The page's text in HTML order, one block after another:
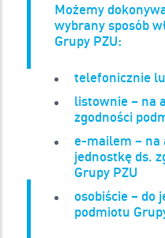
Możemy
wybrany sposób
Grupy PZU:
telefonicznie
listownie – na
zgodności
e-mailem – na
jednostkę ds.
Grupy PZU
osobiście – do
podmiotu